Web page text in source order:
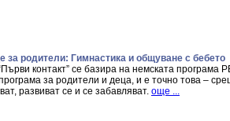
за родители: Гимнастика и общуване с бебето
контакт” се базира на немската програма
за родители и деца, и е точно това –
развиват се и се забавляват. още ...